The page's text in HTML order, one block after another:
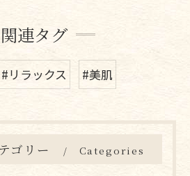
関連タグ
#リラックス #美肌
ゴリー Categories